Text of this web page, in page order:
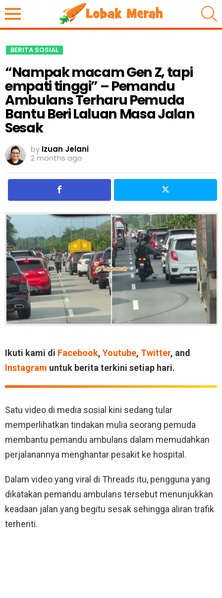
BERITA SOSIAL
“Nampak macam Gen Z, tapi
empati tinggi” – Pemandu
Ambulans Terharu Pemuda
Bantu Beri Laluan Masa Jalan
Sesak
by Izuan Jelani
2 months ago
Ikuti kami di Facebook, Youtube, Twitter, and
Instagram untuk berita terkini setiap hari.
Satu video di media sosial kini sedang tular
memperlihatkan tindakan mulia seorang pemuda
membantu pemandu ambulans dalam memudahkan
perjalanannya menghantar pesakit ke hospital.
Dalam video yang viral di Threads itu, pengguna yang
dikatakan pemandu ambulans tersebut menunjukkan
keadaan jalan yang begitu sesak sehingga aliran trafik
terhenti.